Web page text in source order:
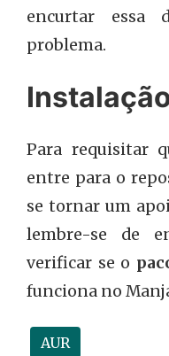
encurtar essa
problema.
Para requisitar
entre para o
se tornar um
lembre-se de
verificar se o
funciona no
AUR